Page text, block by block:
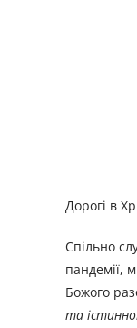
Дорогі в
Спільно
пандемії,
Божого
та